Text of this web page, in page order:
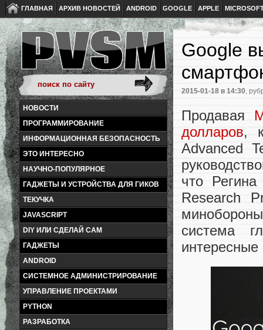
ГЛАВНАЯ АРХИВ НОВОСТЕЙ ANDROID GOOGLE APPLE
НОВОСТИ
ПРОГРАММИРОВАНИЕ
ИНФОРМАЦИОННАЯ БЕЗОПАСНОСТЬ
ЭТО ИНТЕРЕСНО
НАУЧНО-ПОПУЛЯРНОЕ
ГАДЖЕТЫ И УСТРОЙСТВА ДЛЯ ГИКОВ
ТЕКУЧКА
JAVASCRIPT
DIY ИЛИ СДЕЛАЙ САМ
ГАДЖЕТЫ
ANDROID
СИСТЕМНОЕ АДМИНИСТРИРОВАНИЕ
УПРАВЛЕНИЕ ПРОЕКТАМИ
PYTHON
РАЗРАБОТКА
Google
2015-01-18 в 14:30,
Продавая
долларов,
Advanced
что Регина
Research
система